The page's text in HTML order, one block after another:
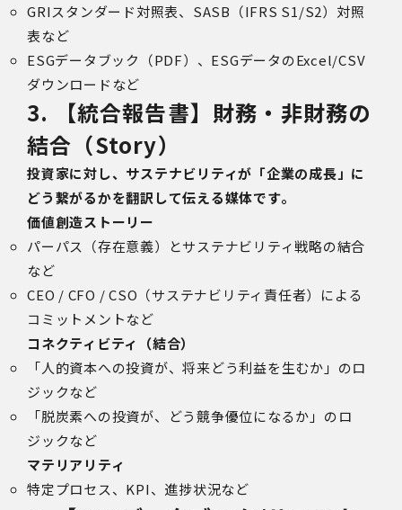
GRIスタンダード対照表、SASB（IFRS S1/S2）対照
表など
ESGデータブック（PDF）、ESGデータのExcel/CSV
ダウンロードなど
3. 【統合報告書】財務・非財務の
結合（Story）
投資家に対し、サステナビリティが「企業の成長」に
どう繋がるかを翻訳して伝える媒体です。
価値創造ストーリー
パーパス（存在意義）とサステナビリティ戦略の結合
など
CEO / CFO / CSO（サステナビリティ責任者）による
コミットメントなど
コネクティビティ（結合）
「人的資本への投資が、将来どう利益を生むか」のロ
ジックなど
「脱炭素への投資が、どう競争優位になるか」のロ
ジックなど
マテリアリティ
特定プロセス、KPI、進捗状況など